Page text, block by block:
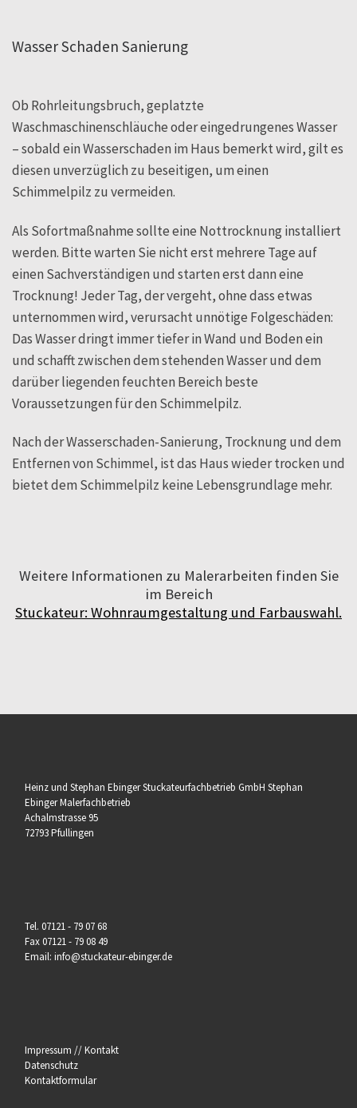
Wasser Schaden Sanierung
Ob Rohrleitungsbruch, geplatzte
Waschmaschinenschläuche oder eingedrungenes Wasser
– sobald ein Wasserschaden im Haus bemerkt wird, gilt es
diesen unverzüglich zu beseitigen, um einen
Schimmelpilz zu vermeiden.
Als Sofortmaßnahme sollte eine Nottrocknung installiert
werden. Bitte warten Sie nicht erst mehrere Tage auf
einen Sachverständigen und starten erst dann eine
Trocknung! Jeder Tag, der vergeht, ohne dass etwas
unternommen wird, verursacht unnötige Folgeschäden:
Das Wasser dringt immer tiefer in Wand und Boden ein
und schafft zwischen dem stehenden Wasser und dem
darüber liegenden feuchten Bereich beste
Voraussetzungen für den Schimmelpilz.
Nach der Wasserschaden-Sanierung, Trocknung und dem
Entfernen von Schimmel, ist das Haus wieder trocken und
bietet dem Schimmelpilz keine Lebensgrundlage mehr.
Weitere Informationen zu Malerarbeiten finden Sie
im Bereich
Stuckateur: Wohnraumgestaltung und Farbauswahl.
Heinz und Stephan Ebinger Stuckateurfachbetrieb GmbH Stephan
Ebinger Malerfachbetrieb
Achalmstrasse 95
72793 Pfullingen
Tel. 07121 - 79 07 68
Fax 07121 - 79 08 49
Email: info@stuckateur-ebinger.de
Impressum // Kontakt
Datenschutz
Kontaktformular